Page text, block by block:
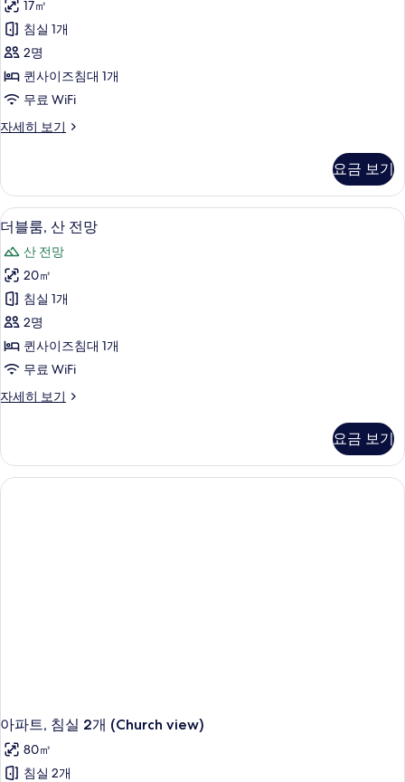
보
기
세
히
보
기
다
드
더
블
사
모
두
보
기
17㎡
침실 1개
2명
퀸사이즈침대 1개
무료 WiFi
자세히 보기
스
더
블
룸
자
세
히
보
기
요금 보기
더
블
룸,
산
전
망
사
모
보
기
더블룸, 산 전망 | 책상, 다리미/다리미
6
더블룸, 산 전망
산 전망
20㎡
침실 1개
2명
퀸사이즈침대 1개
무료 WiFi
자세히 보기
더
전
망
자
요금 보기
아파트, 침실 2개 (Church view)
80㎡
침실 2개